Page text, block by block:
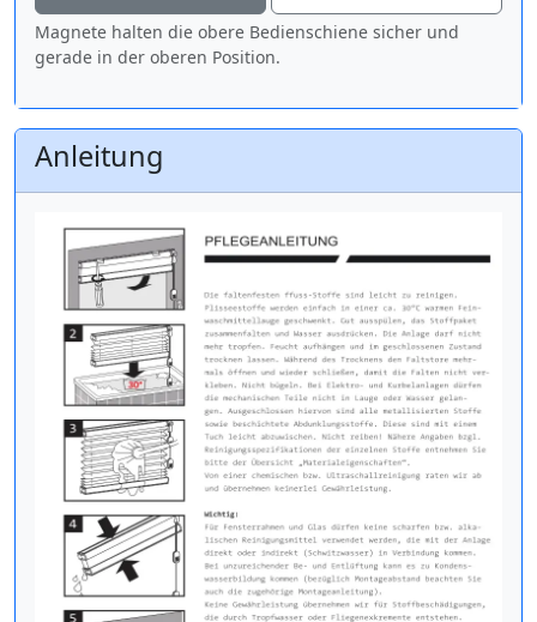
Magnete halten die obere Bedienschiene sicher und
gerade in der oberen Position.
Anleitung